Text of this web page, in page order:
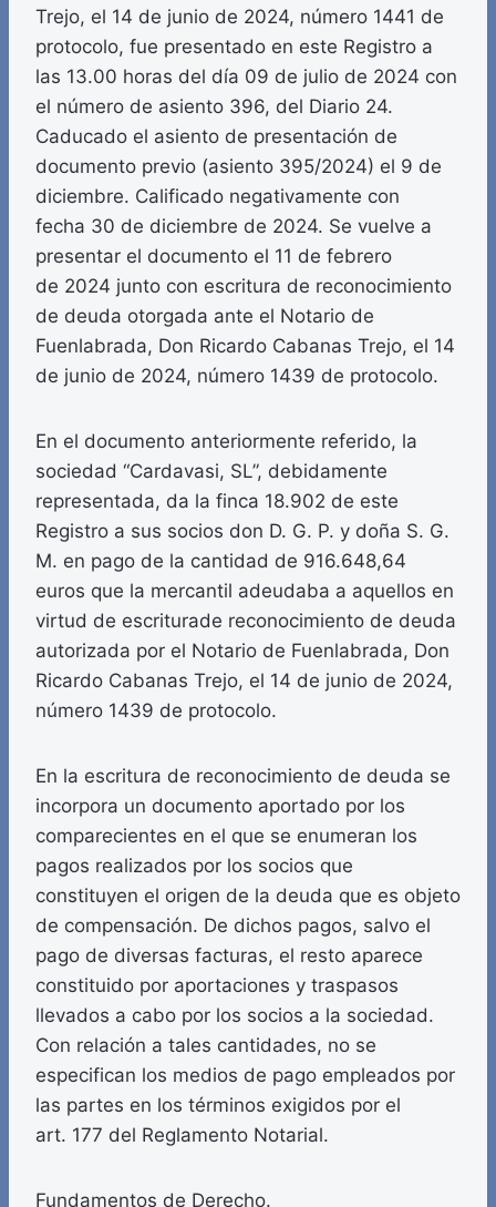
Trejo, el 14 de junio de 2024, número 1441 de
protocolo, fue presentado en este Registro a
las 13.00 horas del día 09 de julio de 2024 con
el número de asiento 396, del Diario 24.
Caducado el asiento de presentación de
documento previo (asiento 395/2024) el 9 de
diciembre. Calificado negativamente con
fecha 30 de diciembre de 2024. Se vuelve a
presentar el documento el 11 de febrero
de 2024 junto con escritura de reconocimiento
de deuda otorgada ante el Notario de
Fuenlabrada, Don Ricardo Cabanas Trejo, el 14
de junio de 2024, número 1439 de protocolo.
En el documento anteriormente referido, la
sociedad “Cardavasi, SL”, debidamente
representada, da la finca 18.902 de este
Registro a sus socios don D. G. P. y doña S. G.
M. en pago de la cantidad de 916.648,64
euros que la mercantil adeudaba a aquellos en
virtud de escriturade reconocimiento de deuda
autorizada por el Notario de Fuenlabrada, Don
Ricardo Cabanas Trejo, el 14 de junio de 2024,
número 1439 de protocolo.
En la escritura de reconocimiento de deuda se
incorpora un documento aportado por los
comparecientes en el que se enumeran los
pagos realizados por los socios que
constituyen el origen de la deuda que es objeto
de compensación. De dichos pagos, salvo el
pago de diversas facturas, el resto aparece
constituido por aportaciones y traspasos
llevados a cabo por los socios a la sociedad.
Con relación a tales cantidades, no se
especifican los medios de pago empleados por
las partes en los términos exigidos por el
art. 177 del Reglamento Notarial.
Fundamentos de Derecho.